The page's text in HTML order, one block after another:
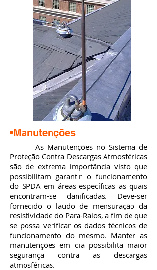
•Manutenções
As Manutenções no Sistema de
Proteção Contra Descargas Atmosféricas
são de extrema importância visto que
possibilitam garantir o funcionamento
do SPDA em áreas específicas as quais
encontram-se danificadas. Deve-ser
fornecido o laudo de mensuração da
resistividade do Para-Raios, a fim de que
se possa verificar os dados técnicos de
funcionamento do mesmo. Manter as
manutenções em dia possibilita maior
segurança contra as descargas
atmosféricas.